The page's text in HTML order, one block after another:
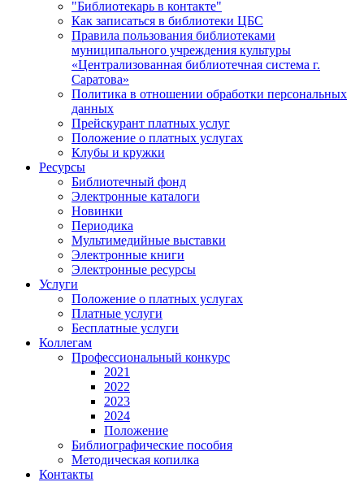
"Библиотекарь в контакте"
Как записаться в библиотеки ЦБС
Правила пользования библиотеками
муниципального учреждения культуры
«Централизованная библиотечная система г.
Саратова»
Политика в отношении обработки персональных
данных
Прейскурант платных услуг
Положение о платных услугах
Клубы и кружки
Ресурсы
Библиотечный фонд
Электронные каталоги
Новинки
Периодика
Мультимедийные выставки
Электронные книги
Электронные ресурсы
Услуги
Положение о платных услугах
Платные услуги
Бесплатные услуги
Коллегам
Профессиональный конкурс
2021
2022
2023
2024
Положение
Библиографические пособия
Методическая копилка
Контакты